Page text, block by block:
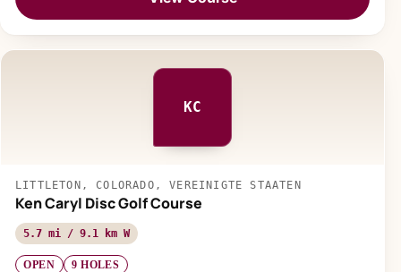
KC
LITTLETON, COLORADO, VEREINIGTE STAATEN
Ken Caryl Disc Golf Course
5.7 mi / 9.1 km W
OPEN 9 HOLES